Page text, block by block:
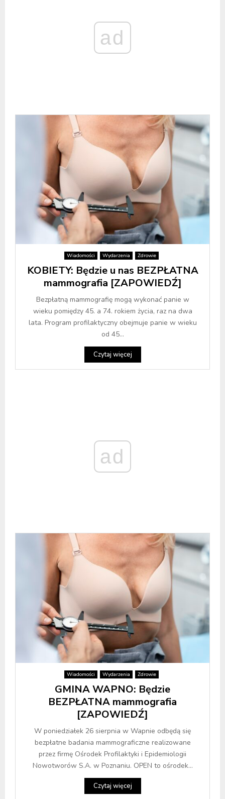
ad
Wiadomości Wydarzenia Zdrowie
KOBIETY: Będzie u nas BEZPŁATNA
mammografia [ZAPOWIEDŹ]
Bezpłatną mammografię mogą wykonać panie w
wieku pomiędzy 45. a 74. rokiem życia, raz na dwa
lata. Program profilaktyczny obejmuje panie w wieku
od 45...
Czytaj więcej
ad
Wiadomości Wydarzenia Zdrowie
GMINA WAPNO: Będzie
BEZPŁATNA mammografia
[ZAPOWIEDŹ]
W poniedziałek 26 sierpnia w Wapnie odbędą się
bezpłatne badania mammograficzne realizowane
przez firmę Ośrodek Profilaktyki i Epidemiologii
Nowotworów S.A. w Poznaniu. OPEN to ośrodek...
Czytaj więcej